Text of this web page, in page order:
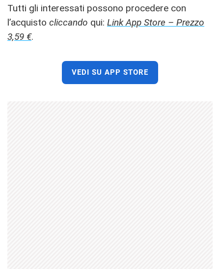
Tutti gli interessati possono procedere con
l’acquisto cliccando qui: Link App Store – Prezzo
3,59 €.
VEDI SU APP STORE